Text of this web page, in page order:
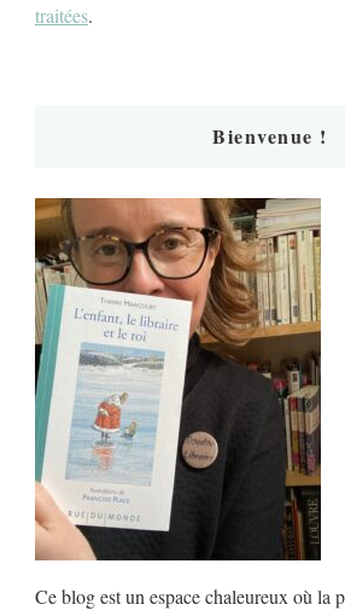
traitées.
Bienvenue !
Ce blog est un espace chaleureux où la